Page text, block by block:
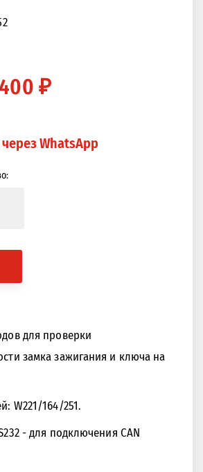
₽
WhatsApp
для проверки
замка зажигания и ключа на
W221/164/251.
- для подключения CAN